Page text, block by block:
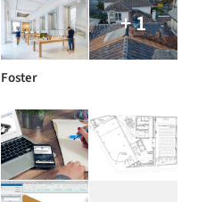
+ 1
Foster